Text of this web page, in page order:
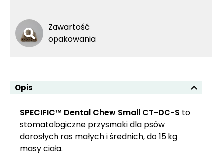
Zawartość
opakowania
Opis
SPECIFIC™ Dental Chew Small CT-DC-S to
stomatologiczne przysmaki dla psów
dorosłych ras małych i średnich, do 15 kg
masy ciała.